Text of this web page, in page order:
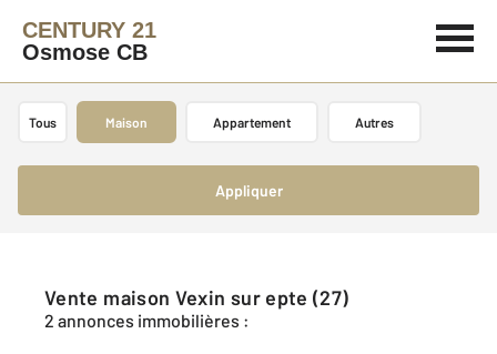
CENTURY 21
Osmose CB
Tous Maison Appartement Autres
Appliquer
Vente maison Vexin sur epte (27)
2 annonces immobilières :